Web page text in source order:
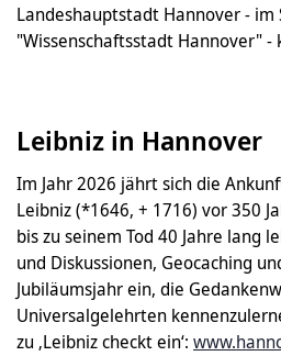
Landeshauptstadt Hannover - im
"Wissenschaftsstadt Hannover" -
Leibniz in Hannover
Im Jahr 2026 jährt sich die
Leibniz (*1646, + 1716) vor 350
bis zu seinem Tod 40 Jahre lang
und Diskussionen, Geocaching
Jubiläumsjahr ein, die
Universalgelehrten
zu ‚Leibniz checkt ein‘: